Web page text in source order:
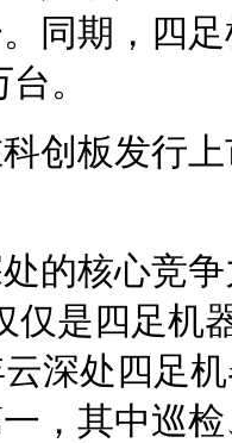
同期，四
。
创板发行
的核心竞
仅是四足机
深处四足
，其中巡